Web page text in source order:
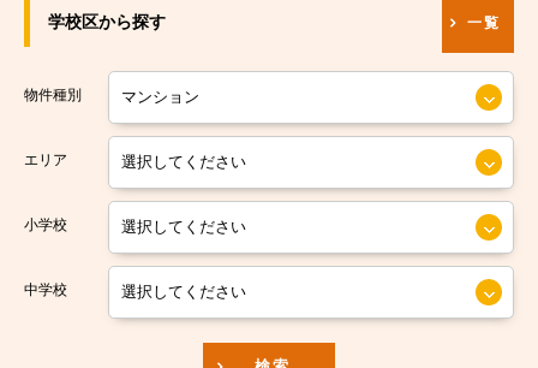
大阪市住之江区
大阪市平野区
大阪市北区
大阪市中央区
阪堺電軌阪堺線
大阪市営今里筋線
大阪市営堺筋線
南海本線
南海汐見橋線
京阪本線
学校区から探す 一覧
物件種別
エリア
小学校
中学校